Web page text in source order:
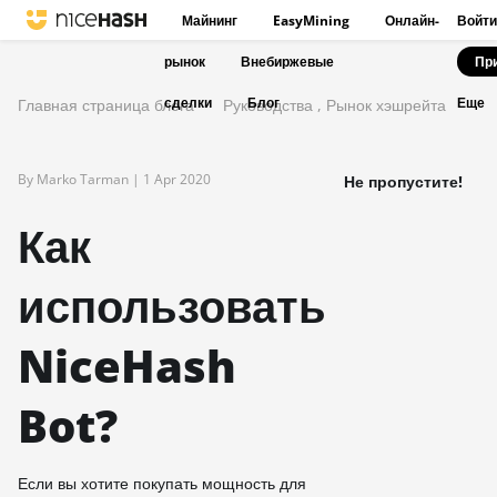
Майнинг EasyMining Онлайн-
рынок Внебиржевые
сделки Блог
Войти
Еще
Главная страница блога Руководства , Рынок хэшрейта
By Marko Tarman | 1 Apr 2020
Как
использовать
NiceHash
Bot?
Если вы хотите покупать мощность для
Не пропустите!